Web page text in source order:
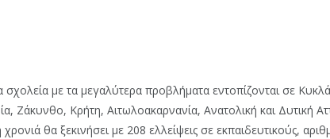
με τα μεγαλύτερα προβλήματα εντοπίζονται σε
Ζάκυνθο, Κρήτη, Αιτωλοακαρνανία, Ανατολική και Δυτική
θα ξεκινήσει με 208 ελλείψεις σε εκπαιδευτικούς,